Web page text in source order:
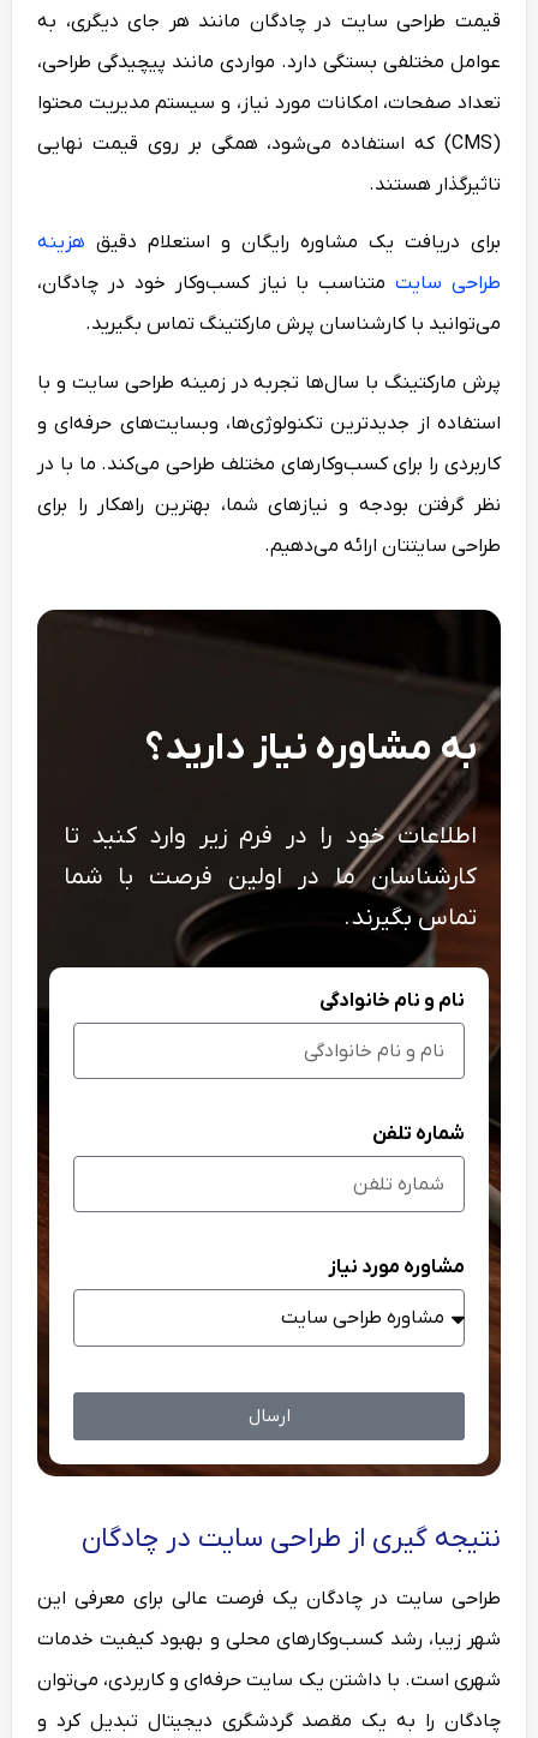
قیمت طراحی سایت در چادگان مانند هر جای دیگری، به
عوامل مختلفی بستگی دارد. مواردی مانند پیچیدگی طراحی،
تعداد صفحات، امکانات مورد نیاز، و سیستم مدیریت محتوا
(CMS) که استفاده می‌شود، همگی بر روی قیمت نهایی
تاثیرگذار هستند.
برای دریافت یک مشاوره رایگان و استعلام دقیق هزینه
طراحی سایتمتناسب با نیاز کسب‌وکار خود در چادگان،
می‌توانید با کارشناسان پرش مارکتینگ تماس بگیرید.
پرش مارکتینگ با سال‌ها تجربه در زمینه طراحی سایت و با
استفاده از جدیدترین تکنولوژی‌ها، وبسایت‌های حرفه‌ای و
کاربردی را برای کسب‌وکارهای مختلف طراحی می‌کند. ما با در
نظر گرفتن بودجه و نیازهای شما، بهترین راهکار را برای
طراحی سایتتان ارائه می‌دهیم.
به مشاوره نیاز دارید؟
اطلاعات خود را در فرم زیر وارد کنید تا
کارشناسان ما در اولین فرصت با شما
تماس بگیرند.
نام و نام خانوادگی
شماره تلفن
مشاوره مورد نیاز
ارسال
نتیجه گیری از طراحی سایت در چادگان
طراحی سایت در چادگان یک فرصت عالی برای معرفی این
شهر زیبا، رشد کسب‌وکارهای محلی و بهبود کیفیت خدمات
شهری است. با داشتن یک سایت حرفه‌ای و کاربردی، می‌توان
چادگان را به یک مقصد گردشگری دیجیتال تبدیل کرد و